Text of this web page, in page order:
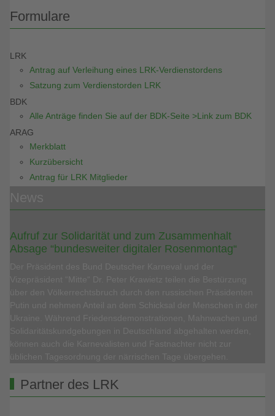
Formulare
LRK
Antrag auf Verleihung eines LRK-Verdienstordens
Satzung zum Verdienstorden LRK
BDK
Alle Anträge finden Sie auf der BDK-Seite >Link zum BDK
ARAG
Merkblatt
Kurzübersicht
Antrag für LRK Mitglieder
Aufruf zur Solidarität und zum Zusammenhalt
Absage “bundesweiter digitaler Rosenmontag“
Partner des LRK